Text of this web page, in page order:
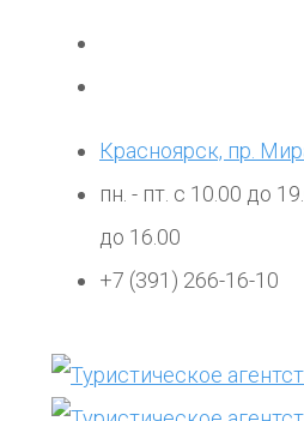
Красноярск, пр.
пн. - пт. с 10.00 до
до 16.00
+7 (391) 266-16-10